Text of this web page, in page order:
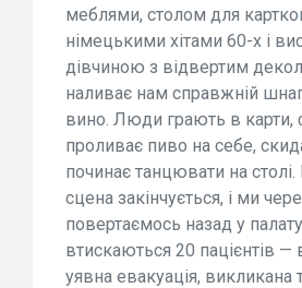
меблями, столом для
німецькими хітами 60-х і
дівчиною з відвертим
наливає нам справжній
вино. Люди грають в карти,
проливає пиво на себе,
починає танцювати на
сцена закінчується, і ми
повертаємось назад у
втискаються 20 пацієнтів —
уявна евакуація, викликана